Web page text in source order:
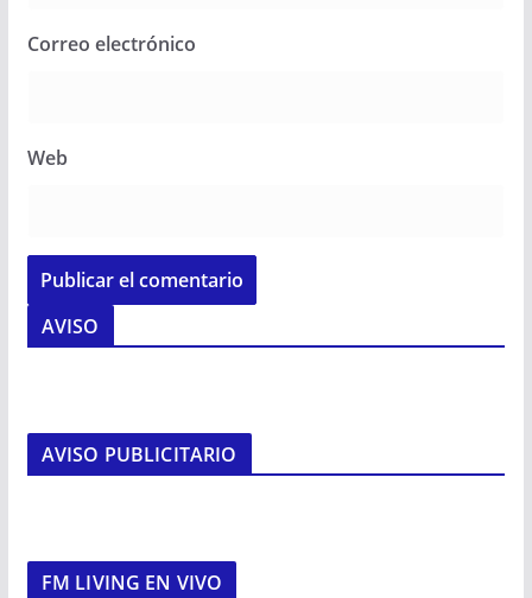
Correo electrónico
Web
AVISO
AVISO PUBLICITARIO
FM LIVING EN VIVO